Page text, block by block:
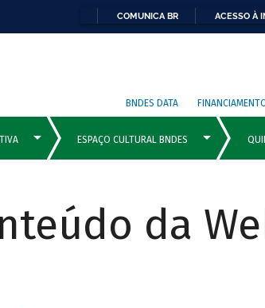
COMUNICA BR ACESSO À
BNDES DATA
da